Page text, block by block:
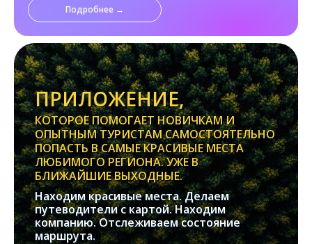
Подробнее →
ПРИЛОЖЕНИЕ,
КОТОРОЕ ПОМОГАЕТ НОВИЧКАМ И
ОПЫТНЫМ ТУРИСТАМ САМОСТОЯТЕЛЬНО
ПОПАСТЬ В САМЫЕ КРАСИВЫЕ МЕСТА
ЛЮБИМОГО РЕГИОНА. УЖЕ В
БЛИЖАЙШИЕ ВЫХОДНЫЕ.
Находим красивые места. Делаем
путеводители с картой. Находим
компанию. Отслеживаем состояние
маршрута.